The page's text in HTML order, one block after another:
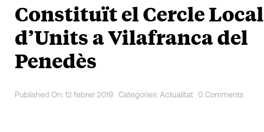
Constituït el Cercle Local
d’Units a Vilafranca del
Penedès
Published On: 12 febrer 2019 Categories: Actualitat 0 Comments